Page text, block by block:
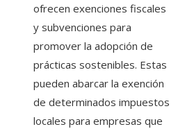
ofrecen exenciones fiscales
y subvenciones para
promover la adopción de
prácticas sostenibles. Estas
pueden abarcar la exención
de determinados impuestos
locales para empresas que